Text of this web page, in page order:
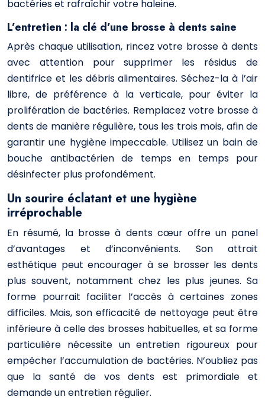
bactéries et rafraîchir votre haleine.
L’entretien : la clé d’une brosse à dents saine
Après chaque utilisation, rincez votre brosse à dents
avec attention pour supprimer les résidus de
dentifrice et les débris alimentaires. Séchez-la à l’air
libre, de préférence à la verticale, pour éviter la
prolifération de bactéries. Remplacez votre brosse à
dents de manière régulière, tous les trois mois, afin de
garantir une hygiène impeccable. Utilisez un bain de
bouche antibactérien de temps en temps pour
désinfecter plus profondément.
Un sourire éclatant et une hygiène
irréprochable
En résumé, la brosse à dents cœur offre un panel
d’avantages et d’inconvénients. Son attrait
esthétique peut encourager à se brosser les dents
plus souvent, notamment chez les plus jeunes. Sa
forme pourrait faciliter l’accès à certaines zones
difficiles. Mais, son efficacité de nettoyage peut être
inférieure à celle des brosses habituelles, et sa forme
particulière nécessite un entretien rigoureux pour
empêcher l’accumulation de bactéries. N’oubliez pas
que la santé de vos dents est primordiale et
demande un entretien régulier.